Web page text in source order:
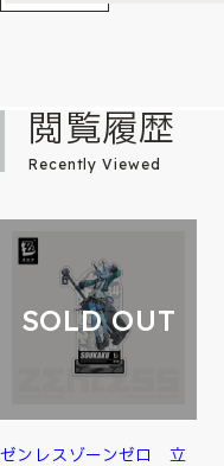
閲覧履歴
Recently Viewed
SOLD OUT
ゼンレスゾーンゼロ 立